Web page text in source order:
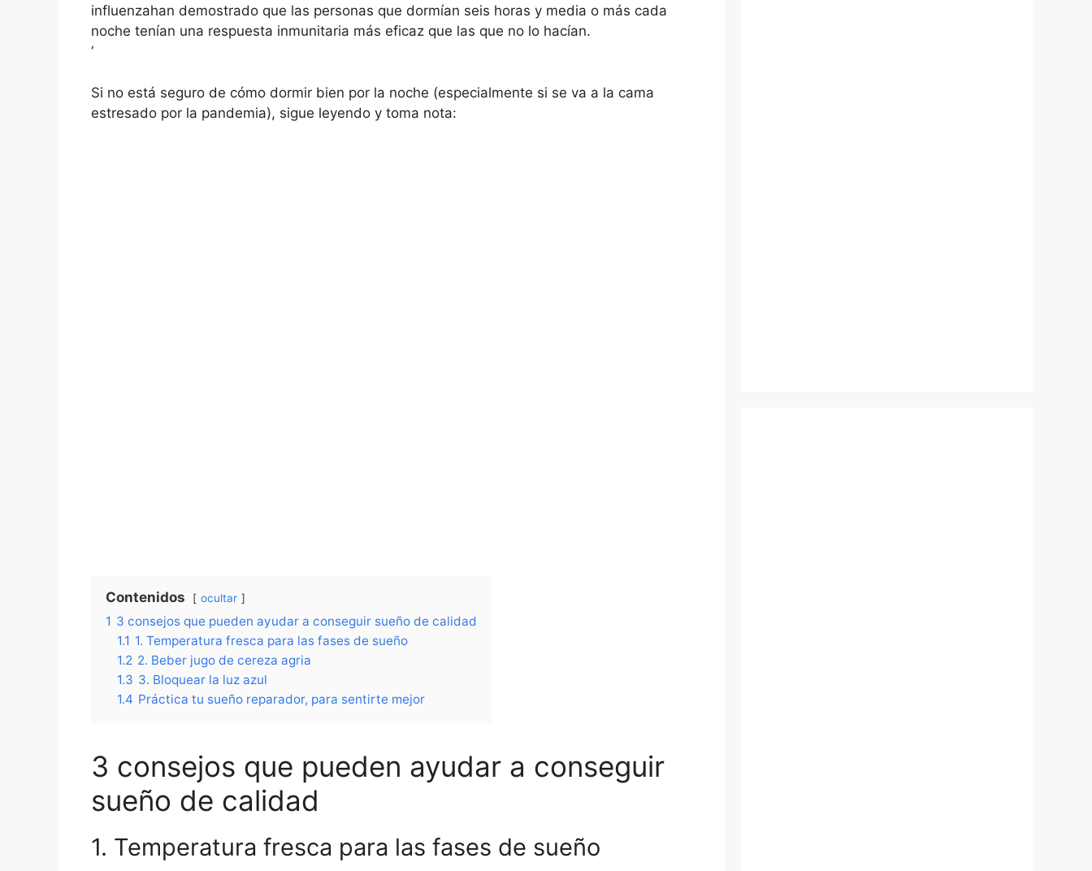
influenzahan demostrado que las personas que dormían seis horas y media o más cada
noche tenían una respuesta inmunitaria más eficaz que las que no lo hacían.
‘
Si no está seguro de cómo dormir bien por la noche (especialmente si se va a la cama
estresado por la pandemia), sigue leyendo y toma nota:
Contenidos ocultar
1 3 consejos que pueden ayudar a conseguir sueño de calidad
1.1 1. Temperatura fresca para las fases de sueño
1.2 2. Beber jugo de cereza agria
1.3 3. Bloquear la luz azul
1.4 Práctica tu sueño reparador, para sentirte mejor
3 consejos que pueden ayudar a conseguir
sueño de calidad
1. Temperatura fresca para las fases de sueño